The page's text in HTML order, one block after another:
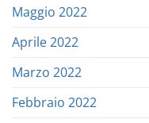
Maggio 2022
Aprile 2022
Marzo 2022
Febbraio 2022